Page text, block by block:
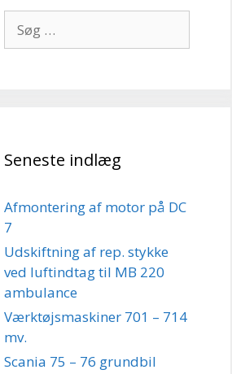
efter:
Seneste indlæg
Afmontering af motor på DC
7
Udskiftning af rep. stykke
ved luftindtag til MB 220
ambulance
Værktøjsmaskiner 701 – 714
mv.
Scania 75 – 76 grundbil